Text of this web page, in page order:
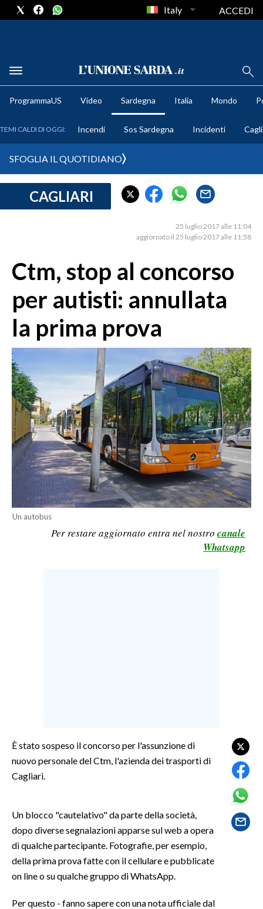
METEO
CRONACA SARDEGNA
MEDIO CAMPIDANO
ORISTANO E PROVINCIA
SASSARI E PROVINCIA
GALLURA
NUORO E PROVINCIA
OGLIASTRA
AGENDA
CRONACA
ITALIA
MONDO
POLITICA
ECONOMIA
TENNIS
ALTRI SPORT
SPETTACOLI
GOSSIP
SALUTE
SARDEGNA TURISMO
Italy ACCEDI
ProgrammaUS Video Sardegna Italia Mondo
TEMI CALDI DI OGGI: Incendi Sos Sardegna Incidenti
SFOGLIA IL QUOTIDIANO
CAGLIARI
25 luglio 2017 alle 11:04
aggiornato il 25 luglio 2017 alle 11:58
Ctm, stop al concorso
per autisti: annullata
la prima prova
Un autobus
Per restare aggiornato entra nel nostro canale
Whatsapp
È stato sospeso il concorso per l'assunzione di
nuovo personale del Ctm, l'azienda dei trasporti di
Cagliari.
Un blocco "cautelativo" da parte della società,
dopo diverse segnalazioni apparse sul web a opera
di qualche partecipante. Fotografie, per esempio,
della prima prova fatte con il cellulare e pubblicate
on line o su qualche gruppo di WhatsApp.
Per questo - fanno sapere con una nota ufficiale dal